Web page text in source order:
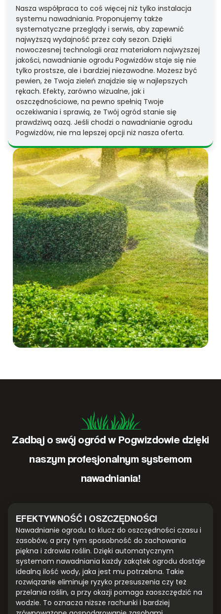
Nasza współpraca to coś więcej niż tylko instalacja
systemu nawadniania. Proponujemy także
systematyczne przeglądy i serwis, aby zapewnić
najwyższą wydajność przez cały sezon. Dzięki
nowoczesnej technologii oraz materiałom najwyższej
jakości, nawadnianie ogrodu Pogwizdów staje się nie
tylko prostsze, ale i bardziej niezawodne. Możesz być
pewien, że Twoja zieleń znajdzie się w najlepszych
rękach. Efekty, zarówno wizualne, jak i
oszczędnościowe, na pewno spełnią Twoje
oczekiwania i sprawią, że Twój ogród stanie się
prawdziwą oazą. Jeśli chodzi o nawadnianie ogrodu
Pogwizdów, nie ma lepszej opcji niż nasza oferta.
Zadbaj o swój ogród w Pogwizdowie dzięki
naszym profesjonalnym systemom
nawadniania!
EFEKTYWNOŚĆ I OSZCZĘDNOŚCI
Nawadnianie ogrodu to klucz do oszczędności czasu i
zasobów, a przy tym sposobność do zachowania
piękna i zdrowia roślin. Dzięki automatycznym
systemom nawadniania każdy zakątek ogrodu dostaje
idealną ilość wody, jaka jest mu potrzebna. Takie
rozwiązanie eliminuje ryzyko przesuszenia czy też
przelania roślin, a przy okazji pomaga zaoszczędzić na
wodzie. To oznacza niższe rachunki i bardziej